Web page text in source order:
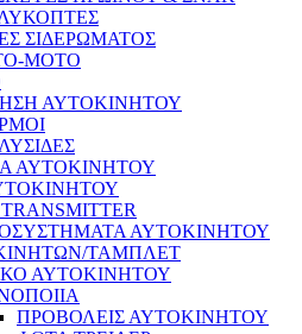
ΣΙΔΕΡΩΜΑΤΟΣ
MOTO
ΑΥΤΟΚΙΝΗΤΟΥ
ΑΥΤΟΚΙΝΗΤΟΥ
ΑΥΤΟΚΙΝΗΤΟΥ
ΤΑΜΠΛΕΤ
ΑΥΤΟΚΙΝΗΤΟΥ
ΠΡΟΒΟΛΕΙΣ ΑΥΤΟΚΙΝΗΤΟΥ